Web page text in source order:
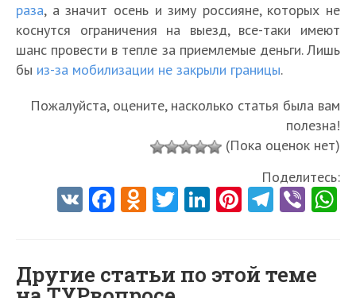
раза, а значит осень и зиму россияне, которых не
коснутся ограничения на выезд, все-таки имеют
шанс провести в тепле за приемлемые деньги. Лишь
бы из-за мобилизации не закрыли границы.
Пожалуйста, оцените, насколько статья была вам
полезна!
(Пока оценок нет)
Поделитесь:
V Fa
o
O
o
T
er
Li
dI
Pi
es
Te
a
Vi
Другие статьи по этой теме